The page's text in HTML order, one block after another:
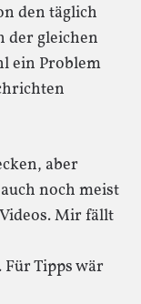
den täglich
der gleichen
ein Problem
aber
noch meist
Mir fällt
Tipps wär